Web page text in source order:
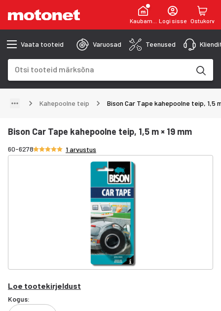
KaubamajaLogi sisse Ostukorv
Vaata tooteid Varuosad Teenused
Kahepoolne teip Bison Car Tape kahepoolne teip, 1,5
Bison Car Tape kahepoolne teip, 1,5 m × 19 mm
60-6278Hinnang 5/5 tähte
1 arvustus
Loe tootekirjeldust
Kogus: